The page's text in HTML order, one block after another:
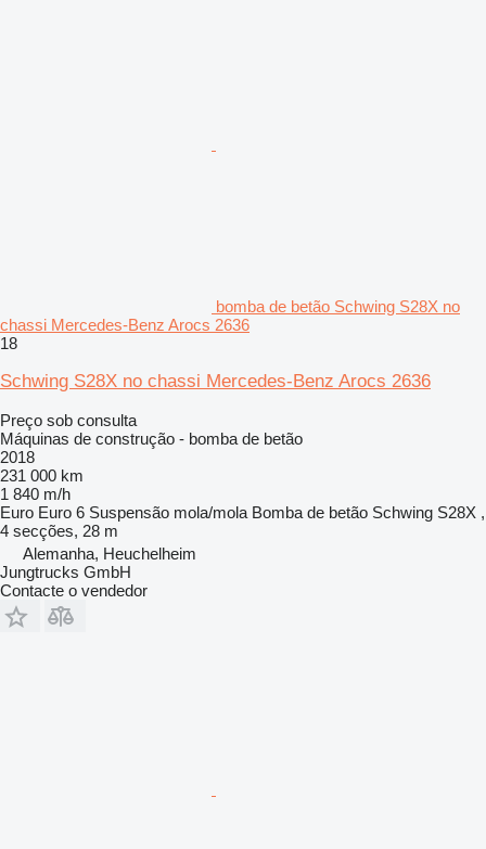
bomba de betão Schwing S28X no
chassi Mercedes-Benz Arocs 2636
18
Schwing S28X no chassi Mercedes-Benz Arocs 2636
Preço sob consulta
Máquinas de construção - bomba de betão
2018
231 000 km
1 840 m/h
Euro Euro 6 Suspensão mola/mola Bomba de betão Schwing S28X ,
4 secções, 28 m
Alemanha, Heuchelheim
Jungtrucks GmbH
Contacte o vendedor